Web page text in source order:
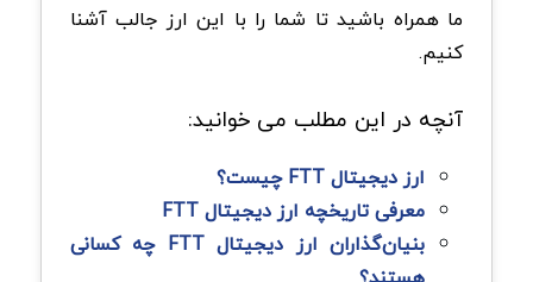
ما همراه باشید تا شما را با این ارز جالب آشنا
کنیم.
آنچه در این مطلب می خوانید:
ارز دیجیتال FTT چیست؟
معرفی تاریخچه ارز دیجیتال FTT
بنیان‌گذاران ارز دیجیتال FTT چه کسانی